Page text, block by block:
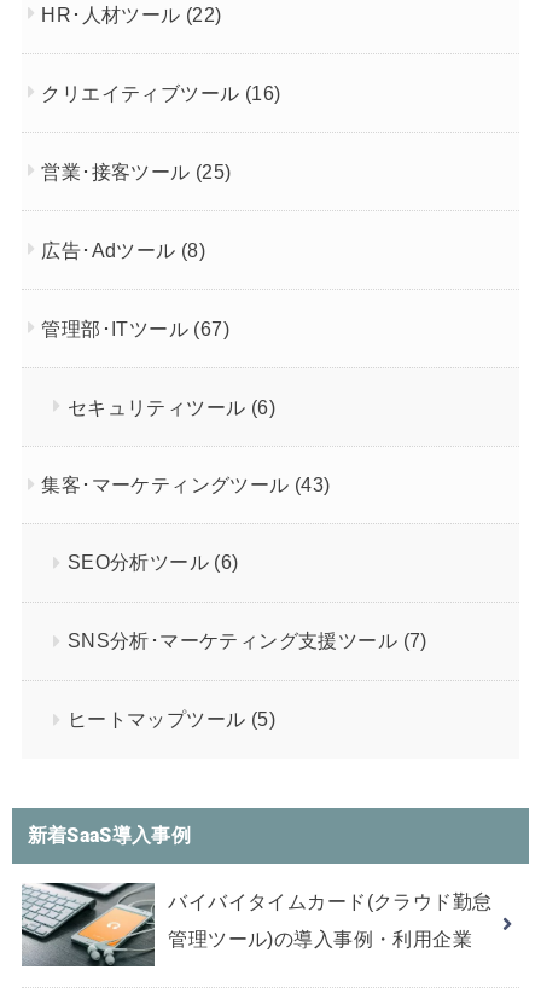
HR･人材ツール (22)
クリエイティブツール (16)
営業･接客ツール (25)
広告･Adツール (8)
管理部･ITツール (67)
セキュリティツール (6)
集客･マーケティングツール (43)
SEO分析ツール (6)
SNS分析･マーケティング支援ツール (7)
ヒートマップツール (5)
新着SaaS導入事例
バイバイタイムカード(クラウド勤怠
管理ツール)の導入事例・利用企業